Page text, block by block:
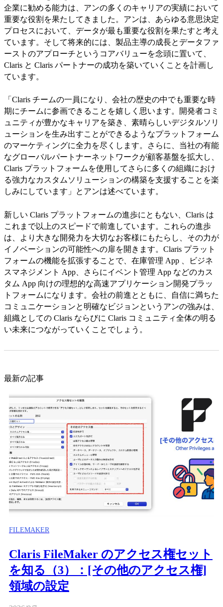
企業に勧める能力は、アンの多くのキャリアの実績において
重要な役割を果たしてきました。アンは、あらゆる意思決定
プロセスにおいて、データが最も重要な役割を果たすと考え
ています。そして将来的には、製品主導の成長とデータファ
ーストのアプローチというコアバリューを念頭に置いて、
Claris と Claris パートナーの成功を築いていくことを計画し
ています。
「Claris チームの一員になり、会社の歴史の中でも重要な時
期にチームに参画できることを嬉しく思います。開発者コミ
ュニティが豊かなキャリアを築き、素晴らしいデジタルソリ
ューションを生み出すことができるようなプラットフォーム
のマーケティングに全力を尽くします。さらに、当社の有能
なグローバルパートナーネットワークが顧客基盤を拡大し、
Claris プラットフォームを使用してさらに多くの組織におけ
る強力なカスタムソリューションの構築を支援することを楽
しみにしています」とアンは述べています。
新しい Claris プラットフォームの進歩にともない、Claris は
これまで以上のスピードで前進しています。これらの進歩
は、より大きな開発力を大切なお客様にもたらし、その力が
イノベーションの可能性への扉を開きます。Claris プラット
フォームの機能を拡張することで、在庫管理 App 、ビジネ
スマネジメント App、さらにイベント管理 App などのカス
タム App 向けの理想的な高速アプリケーション開発プラッ
トフォームになります。会社の前進とともに、自信に満ちた
コミュニケーションと明確なビジョンというアンの強みは、
組織としての Claris ならびに Claris コミュニティ全体の明る
い未来につながっていくことでしょう。
最新の記事
FILEMAKER
Claris FileMaker のアクセス権セット
を知る（3）：[その他のアクセス権]
領域の設定